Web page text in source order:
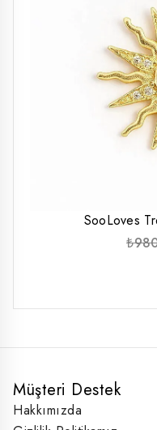
SooLoves
₺
Müşteri Destek
Hakkımızda